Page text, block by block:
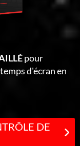
pour
d'écran en
DE